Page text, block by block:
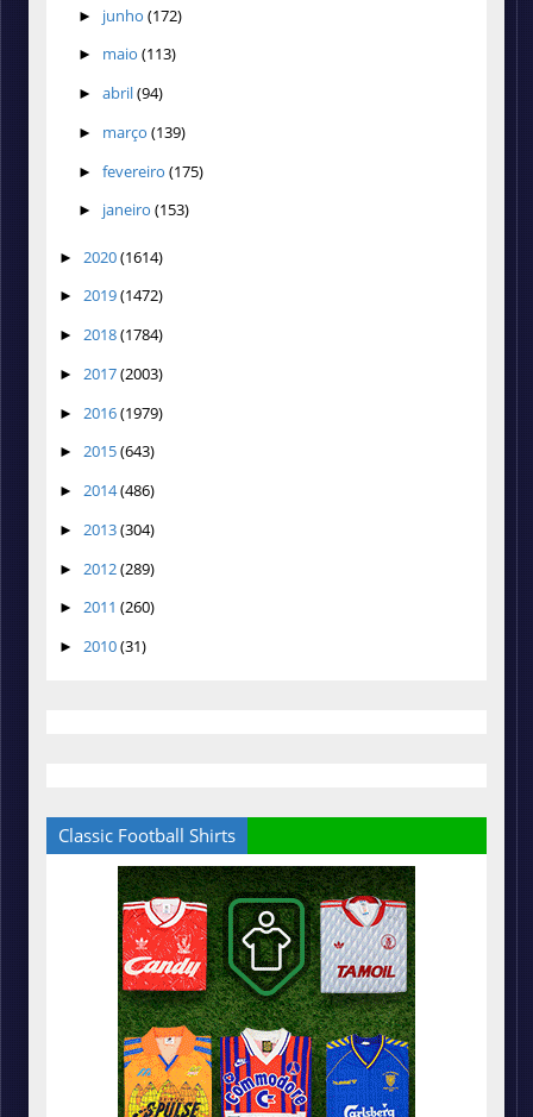
► junho (172)
► maio (113)
► abril(94)
► março (139)
► fevereiro (175)
► janeiro (153)
► 2020(1614)
► 2019(1472)
► 2018(1784)
► 2017(2003)
► 2016(1979)
► 2015(643)
► 2014(486)
► 2013(304)
► 2012(289)
► 2011 (260)
► 2010(31)
Classic Football Shirts